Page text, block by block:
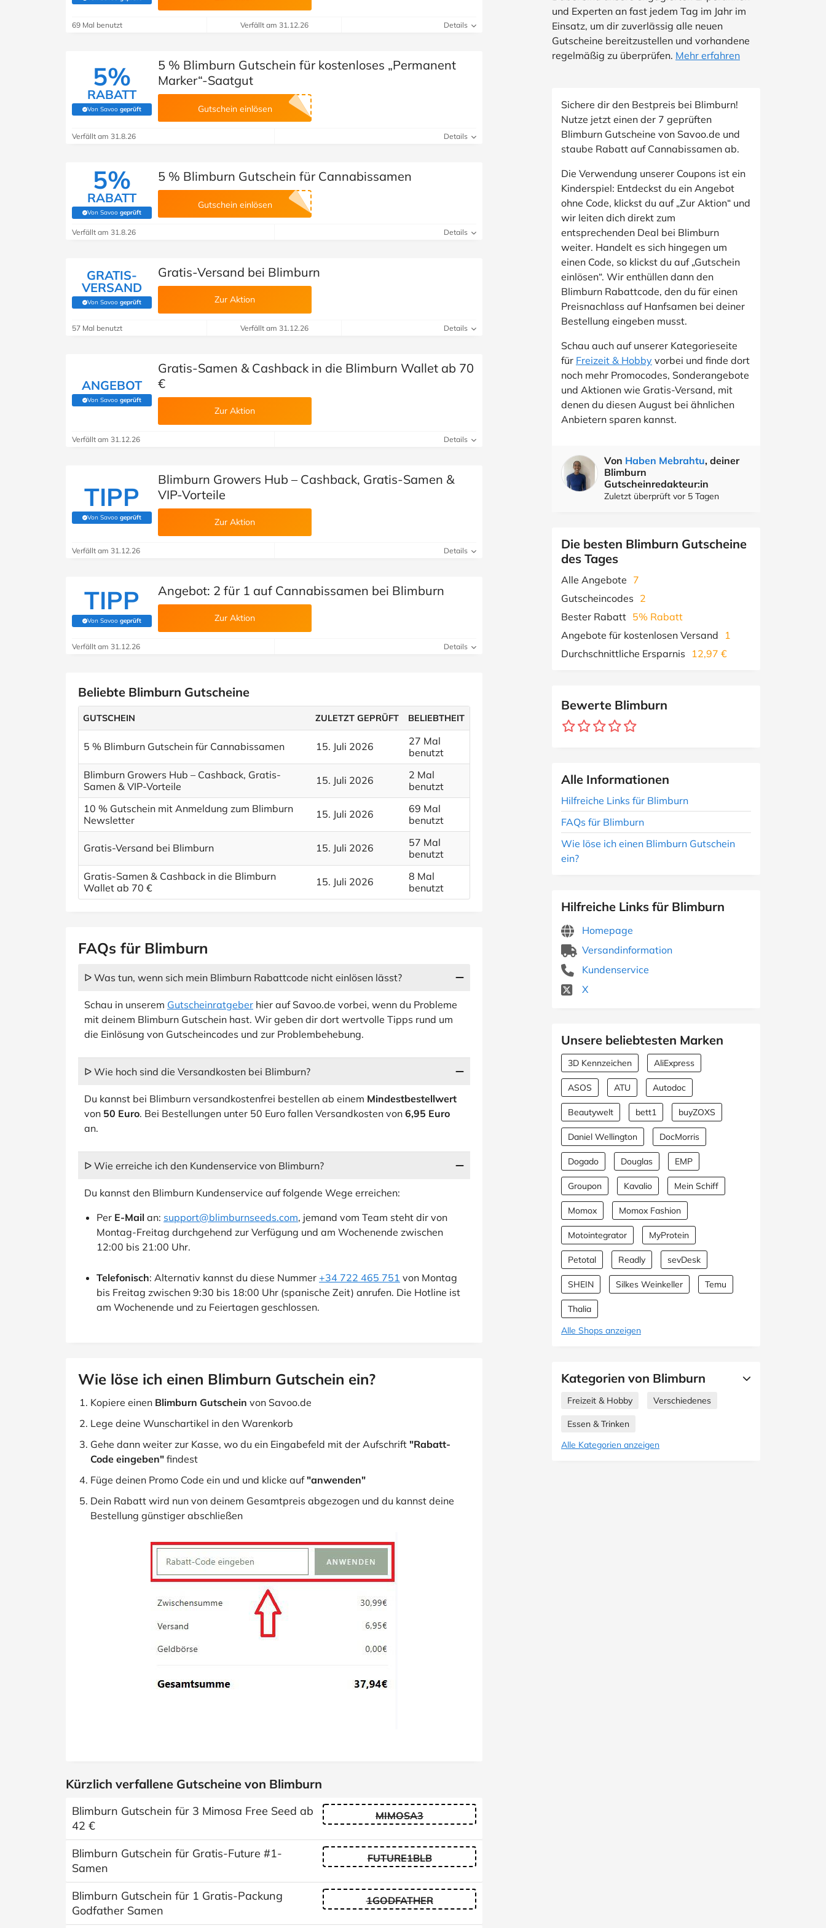
69 Mal benutzt Verfällt am 31.12.26 Details
5%
RABATT
Von Savoo geprüft
(Von Savoo geprüft)
5 % Blimburn Gutschein für kostenloses „Permanent
Marker“-Saatgut
Gutschein einlösen
Verfällt am 31.8.26 Details
5%
RABATT
Von Savoo geprüft
(Von Savoo geprüft)
5 % Blimburn Gutschein für Cannabissamen
Gutschein einlösen
Verfällt am 31.8.26 Details
GRATIS-
VERSAND
Von Savoo geprüft
(Von Savoo geprüft)
Gratis-Versand bei Blimburn
Zur Aktion
57 Mal benutzt Verfällt am 31.12.26 Details
ANGEBOT
Von Savoo geprüft
(Von Savoo geprüft)
Gratis-Samen & Cashback in die Blimburn Wallet ab 70
€
Zur Aktion
Verfällt am 31.12.26 Details
TIPP
Von Savoo geprüft
(Von Savoo geprüft)
Blimburn Growers Hub – Cashback, Gratis-Samen &
VIP-Vorteile
Zur Aktion
Verfällt am 31.12.26 Details
TIPP
Von Savoo geprüft
(Von Savoo geprüft)
Angebot: 2 für 1 auf Cannabissamen bei Blimburn
Zur Aktion
Verfällt am 31.12.26 Details
Beliebte Blimburn Gutscheine
GUTSCHEIN ZULETZT GEPRÜFT BELIEBTHEIT
5 % Blimburn Gutschein für Cannabissamen 15. Juli 2026
27 Mal
benutzt
Blimburn Growers Hub – Cashback, Gratis-
Samen & VIP-Vorteile
15. Juli 2026
2 Mal
benutzt
10 % Gutschein mit Anmeldung zum Blimburn
Newsletter
15. Juli 2026
69 Mal
benutzt
Gratis-Versand bei Blimburn 15. Juli 2026
57 Mal
benutzt
Gratis-Samen & Cashback in die Blimburn
Wallet ab 70 €
15. Juli 2026
8 Mal
benutzt
und Experten an fast jedem Tag im Jahr im
Einsatz, um dir zuverlässig alle neuen
Gutscheine bereitzustellen und vorhandene
regelmäßig zu überprüfen. Mehr erfahren
Sichere dir den Bestpreis bei Blimburn!
Nutze jetzt einen der 7 geprüften
Blimburn Gutscheine von Savoo.de und
staube Rabatt auf Cannabissamen ab.
Die Verwendung unserer Coupons ist ein
Kinderspiel: Entdeckst du ein Angebot
ohne Code, klickst du auf „Zur Aktion“ und
wir leiten dich direkt zum
entsprechenden Deal bei Blimburn
weiter. Handelt es sich hingegen um
einen Code, so klickst du auf „Gutschein
einlösen“. Wir enthüllen dann den
Blimburn Rabattcode, den du für einen
Preisnachlass auf Hanfsamen bei deiner
Bestellung eingeben musst.
Schau auch auf unserer Kategorieseite
für Freizeit & Hobby vorbei und finde dort
noch mehr Promocodes, Sonderangebote
und Aktionen wie Gratis-Versand, mit
denen du diesen August bei ähnlichen
Anbietern sparen kannst.
Von Haben Mebrahtu, deiner
Blimburn
Gutscheinredakteur:in
Zuletzt überprüft vor 5 Tagen
Die besten Blimburn Gutscheine
des Tages
Alle Angebote 7
Gutscheincodes 2
Bester Rabatt 5% Rabatt
Angebote für kostenlosen Versand
1
Durchschnittliche Ersparnis
12,97 €
Bewerte Blimburn
Alle Informationen
Hilfreiche Links für Blimburn
FAQs für Blimburn
Wie löse ich einen Blimburn Gutschein
ein?
Hilfreiche Links für Blimburn
Homepage
Versandinformation
Kundenservice
X
Unsere beliebtesten Marken
3D Kennzeichen AliExpress
ASOS ATU Autodoc
Beautywelt bett1 buyZOXS
Daniel Wellington DocMorris
Dogado Douglas EMP
Groupon Kavalio Mein Schiff
Momox Momox Fashion
Motointegrator MyProtein
Petotal Readly sevDesk
SHEIN Silkes Weinkeller Temu
Thalia
Alle Shops anzeigen
Kategorien von Blimburn
Freizeit & Hobby Verschiedenes
Essen & Trinken
Alle Kategorien anzeigen
FAQs für Blimburn
ᐅ Was tun, wenn sich mein Blimburn Rabattcode nicht einlösen lässt?
Schau in unserem Gutscheinratgeber hier auf Savoo.de vorbei, wenn du Probleme
mit deinem Blimburn Gutschein hast. Wir geben dir dort wertvolle Tipps rund um
die Einlösung von Gutscheincodes und zur Problembehebung.
ᐅ Wie hoch sind die Versandkosten bei Blimburn?
Du kannst bei Blimburn versandkostenfrei bestellen ab einem Mindestbestellwert
von 50 Euro. Bei Bestellungen unter 50 Euro fallen Versandkosten von 6,95 Euro
an.
ᐅ Wie erreiche ich den Kundenservice von Blimburn?
Du kannst den Blimburn Kundenservice auf folgende Wege erreichen:
Per E-Mail an: support@blimburnseeds.com, jemand vom Team steht dir von
Montag-Freitag durchgehend zur Verfügung und am Wochenende zwischen
12:00 bis 21:00 Uhr.
Telefonisch: Alternativ kannst du diese Nummer +34 722 465 751 von Montag
bis Freitag zwischen 9:30 bis 18:00 Uhr (spanische Zeit) anrufen. Die Hotline ist
am Wochenende und zu Feiertagen geschlossen.
Wie löse ich einen Blimburn Gutschein ein?
Kopiere einen Blimburn Gutschein von Savoo.de
Lege deine Wunschartikel in den Warenkorb
Gehe dann weiter zur Kasse, wo du ein Eingabefeld mit der Aufschrift "Rabatt-
Code eingeben" findest
Füge deinen Promo Code ein und und klicke auf"anwenden"
Dein Rabatt wird nun von deinem Gesamtpreis abgezogen und du kannst deine
Bestellung günstiger abschließen
Kürzlich verfallene Gutscheine von Blimburn
MIMOSA3
Blimburn Gutschein für 3 Mimosa Free Seed ab
42 €
FUTURE1BLB
Blimburn Gutschein für Gratis-Future #1-
Samen
1GODFATHER
Blimburn Gutschein für 1 Gratis-Packung
Godfather Samen